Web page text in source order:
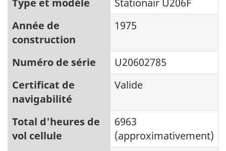
Type et modèle
Stationair U206F
Année de
construction
1975
Numéro de série
U20602785
Certificat de
navigabilité
Valide
Total d'heures de
vol cellule
6963
(approximativement)